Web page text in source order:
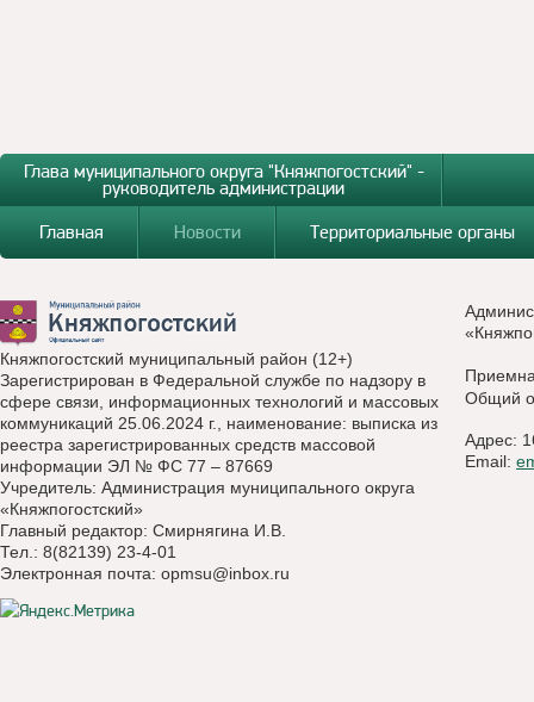
Глава муниципального округа "Княжпогостский" -
руководитель администрации
Главная
Новости Территориальные органы
Княжпогостский муниципальный район (12+)
Зарегистрирован в Федеральной службе по надзору в
сфере связи, информационных технологий и массовых
коммуникаций 25.06.2024 г., наименование: выписка из
реестра зарегистрированных средств массовой
информации ЭЛ № ФС 77 – 87669
Учредитель: Администрация муниципального округа
«Княжпогостский»
Главный редактор: Смирнягина И.В.
Тел.: 8(82139) 23-4-01
Электронная почта: opmsu@inbox.ru
Общий
Адрес:
Email: